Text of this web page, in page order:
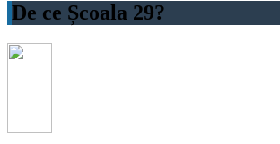
De ce Școala 29?